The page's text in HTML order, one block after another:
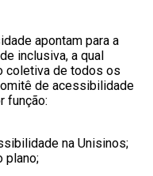
apontam para a
inclusiva, a qual
coletiva de todos os
de acessibilidade
função:
na Unisinos;
plano;